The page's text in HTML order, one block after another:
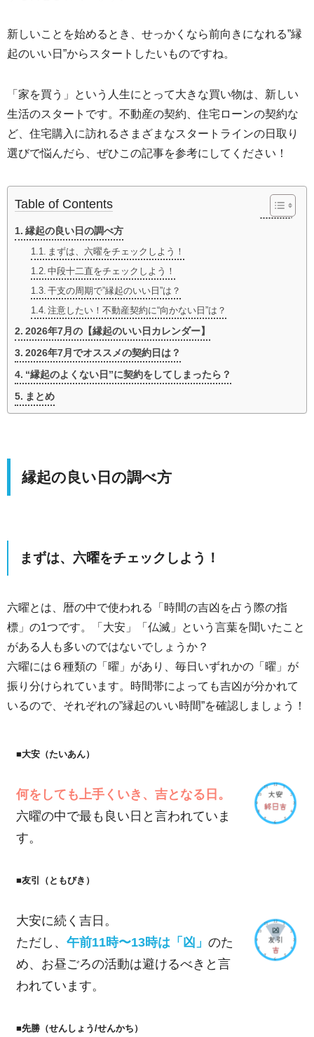
新しいことを始めるとき、せっかくなら前向きになれる”縁
起のいい日”からスタートしたいものですね。
「家を買う」という人生にとって大きな買い物は、新しい
生活のスタートです。不動産の契約、住宅ローンの契約な
ど、住宅購入に訪れるさまざまなスタートラインの日取り
選びで悩んだら、ぜひこの記事を参考にしてください！
Table of Contents
縁起の良い日の調べ方
まずは、六曜をチェックしよう！
中段十二直をチェックしよう！
干支の周期で”縁起のいい日”は？
注意したい！不動産契約に“向かない日”は？
2026年7月の【縁起のいい日カレンダー】
2026年7月でオススメの契約日は？
“縁起のよくない日”に契約をしてしまったら？
まとめ
縁起の良い日の調べ方
まずは、六曜をチェックしよう！
六曜とは、暦の中で使われる「時間の吉凶を占う際の指
標」の1つです。「大安」「仏滅」という言葉を聞いたこと
がある人も多いのではないでしょうか？
六曜には６種類の「曜」があり、毎日いずれかの「曜」が
振り分けられています。時間帯によっても吉凶が分かれて
いるので、それぞれの”縁起のいい時間”を確認しましょう！
■大安（たいあん）
何をしても上手くいき、吉となる日。
六曜の中で最も良い日と言われていま
す。
■友引（ともびき）
大安に続く吉日。
ただし、 午前11時〜13時は「凶」 のた
め、お昼ごろの活動は避けるべきと言
われています。
■先勝（せんしょう/せんかち）